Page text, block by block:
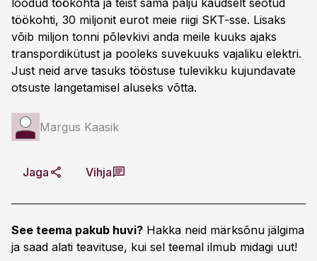
loodud töökohta ja teist sama palju kaudselt seotud
töökohti, 30 miljonit eurot meie riigi SKT-sse. Lisaks
võib miljon tonni põlevkivi anda meile kuuks ajaks
transpordikütust ja pooleks suvekuuks vajaliku elektri.
Just neid arve tasuks tööstuse tulevikku kujundavate
otsuste langetamisel aluseks võtta.
Margus Kaasik
Jaga Vihja
See teema pakub huvi? Hakka neid märksõnu jälgima
ja saad alati teavituse, kui sel teemal ilmub midagi uut!